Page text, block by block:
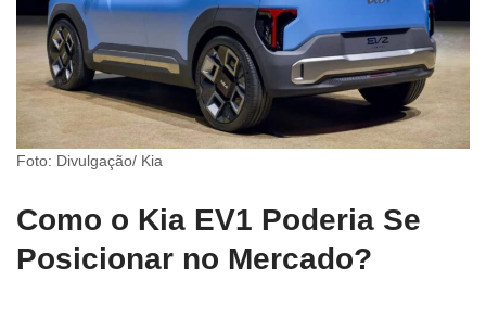
Foto: Divulgação/ Kia
Como o Kia EV1 Poderia Se
Posicionar no Mercado?